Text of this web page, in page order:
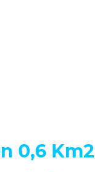
0,6